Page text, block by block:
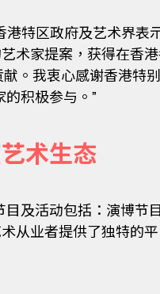
特区政府及艺术界表
术家提案，获得在香
。我衷心感谢香港特
积极参与。”
术生态
目及活动包括：演博节
从业者提供了独特的